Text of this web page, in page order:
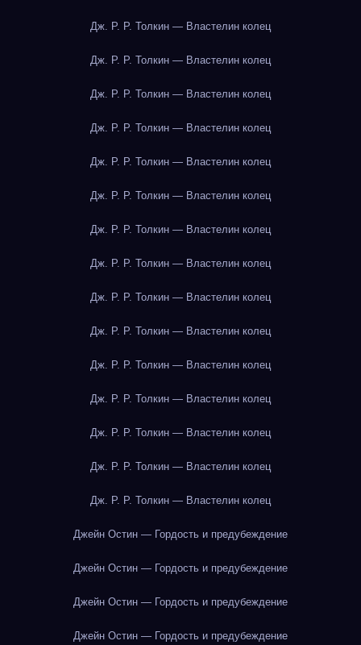
Дж. Р. Р. Толкин — Властелин колец
Дж. Р. Р. Толкин — Властелин колец
Дж. Р. Р. Толкин — Властелин колец
Дж. Р. Р. Толкин — Властелин колец
Дж. Р. Р. Толкин — Властелин колец
Дж. Р. Р. Толкин — Властелин колец
Дж. Р. Р. Толкин — Властелин колец
Дж. Р. Р. Толкин — Властелин колец
Дж. Р. Р. Толкин — Властелин колец
Дж. Р. Р. Толкин — Властелин колец
Дж. Р. Р. Толкин — Властелин колец
Дж. Р. Р. Толкин — Властелин колец
Дж. Р. Р. Толкин — Властелин колец
Дж. Р. Р. Толкин — Властелин колец
Дж. Р. Р. Толкин — Властелин колец
Джейн Остин — Гордость и предубеждение
Джейн Остин — Гордость и предубеждение
Джейн Остин — Гордость и предубеждение
Джейн Остин — Гордость и предубеждение